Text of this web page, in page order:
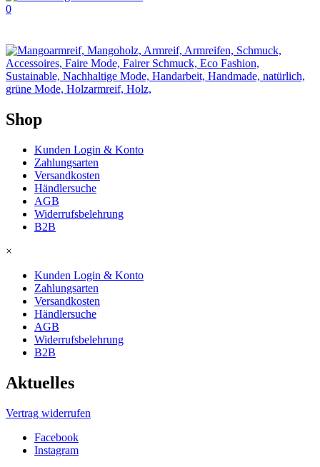
0
Shop
Kunden Login & Konto
Zahlungsarten
Versandkosten
Händlersuche
AGB
Widerrufsbelehrung
B2B
×
Kunden Login & Konto
Zahlungsarten
Versandkosten
Händlersuche
AGB
Widerrufsbelehrung
B2B
Aktuelles
Vertrag widerrufen
Facebook
Instagram